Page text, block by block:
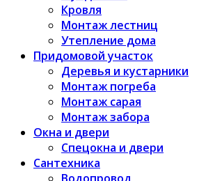
Кровля
Монтаж лестниц
Утепление дома
Придомовой участок
Деревья и кустарники
Монтаж погреба
Монтаж сарая
Монтаж забора
Окна и двери
Спецокна и двери
Сантехника